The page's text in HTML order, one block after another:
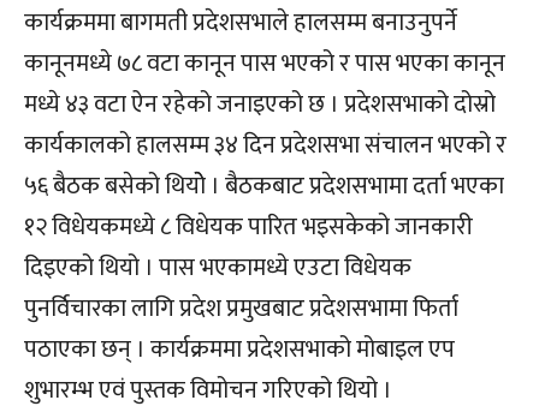
कार्यक्रममा बागमती प्रदेशसभाले हालसम्म बनाउनुपर्ने
कानूनमध्ये ७८ वटा कानून पास भएको र पास भएका कानून
मध्ये ४३ वटा ऐन रहेको जनाइएको छ । प्रदेशसभाको दोस्रो
कार्यकालको हालसम्म ३४ दिन प्रदेशसभा संचालन भएको र
५६ बैठक बसेको थियोे । बैठकबाट प्रदेशसभामा दर्ता भएका
१२ विधेयकमध्ये ८ विधेयक पारित भइसकेको जानकारी
दिइएको थियो । पास भएकामध्ये एउटा विधेयक
पुनर्विचारका लागि प्रदेश प्रमुखबाट प्रदेशसभामा फिर्ता
पठाएका छन् । कार्यक्रममा प्रदेशसभाको मोबाइल एप
शुभारम्भ एवं पुस्तक विमोचन गरिएको थियो ।